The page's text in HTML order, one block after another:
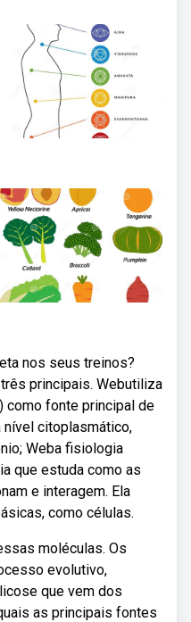
nos seus treinos?
principais. Webutiliza
como fonte principal de
nível citoplasmático,
Weba fisiologia
que estuda como as
e interagem. Ela
como células.
moléculas. Os
evolutivo,
que vem dos
as principais fontes